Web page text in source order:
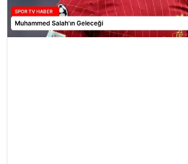
YAŞAM